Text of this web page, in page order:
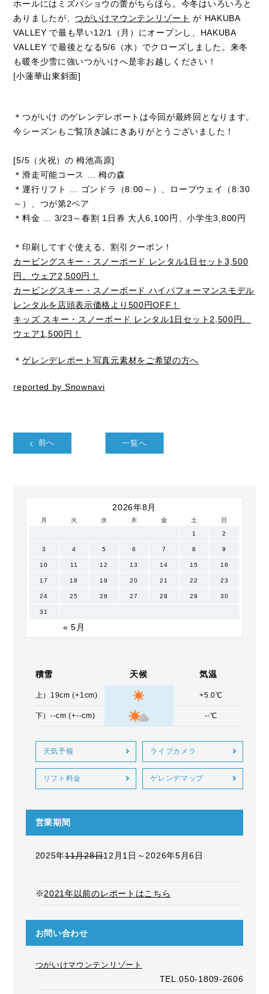
ホールにはミズバショウの蕾がちらほら。今冬はいろいろと
ありましたが、つがいけマウンテンリゾート が HAKUBA
VALLEY で最も早い12/1（月）にオープンし、HAKUBA
VALLEY で最後となる5/6（水）でクローズしました。来冬
も暖冬少雪に強いつがいけへ是非お越しください！
[小蓮華山東斜面]
＊つがいけ のゲレンデレポートは今回が最終回となります。
今シーズンもご覧頂き誠にきありがとうございました！
[5/5（火祝）の 栂池高原]
＊滑走可能コース … 栂の森
＊運行リフト … ゴンドラ（8:00～）、ロープウェイ（8:30
～）、つが第2ペア
＊料金 … 3/23～春割 1日券 大人6,100円、小学生3,800円
＊印刷してすぐ使える、割引クーポン！
カービングスキー・スノーボード レンタル1日セット3,500
円、ウェア2,500円！
カービングスキー・スノーボード ハイパフォーマンスモデル
レンタルを店頭表示価格より500円OFF！
キッズ スキー・スノーボード レンタル1日セット2,500円、
ウェア1,500円！
＊ゲレンデレポート写真元素材をご希望の方へ
reported by Snownavi
前へ 一覧へ
2026年8月
月 火 水 木 金 土 日
« 5月
1 2
3 4 5 6 7 8 9
10 11 12 13 14 15 16
17 18 19 20 21 22 23
24 25 26 27 28 29 30
31
積雪 天候 気温
上）19cm (+1cm) +5.0℃
下）--cm (+--cm) --℃
天気予報 ライブカメラ
リフト料金 ゲレンデマップ
営業期間
2025年11月28日12月1日～2026年5月6日
※2021年以前のレポートはこちら
お問い合わせ
つがいけマウンテンリゾート
TEL.050-1809-2606